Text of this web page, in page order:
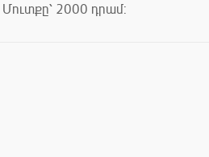
Մուտքը՝ 2000 դրամ: